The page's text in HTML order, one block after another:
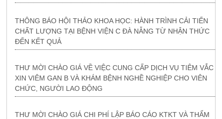
THÔNG BÁO HỘI THẢO KHOA HỌC: HÀNH TRÌNH CẢI TIẾN
CHẤT LƯỢNG TẠI BỆNH VIỆN C ĐÀ NẴNG TỪ NHẬN THỨC
ĐẾN KẾT QUẢ
THƯ MỜI CHÀO GIÁ VỀ VIỆC CUNG CẤP DỊCH VỤ TIÊM VẮC
XIN VIÊM GAN B VÀ KHÁM BỆNH NGHỀ NGHIỆP CHO VIÊN
CHỨC, NGƯỜI LAO ĐỘNG
THƯ MỜI CHÀO GIÁ CHI PHÍ LẬP BÁO CÁO KTKT VÀ THẨM